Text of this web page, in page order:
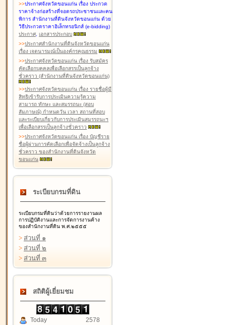
>>ประกาศจังหวัดขอนแก่น เรื่อง ประกวด
ราคาจ้างก่อสร้างที่จอดรถประชาชนและคน
พิการ สำนักงานที่ดินจังหวัดขอนแก่น ด้วย
วิธีประกวดราคาอิเล็กทรอนิกส์ (e-bidding)
ประกาศ, เอกสารประกอบ
>>ประกาศสำนักงานที่ดินจังหวัดขอนแก่น
เรื่อง เจตนารมณ์เป็นองค์กรคุณธรรม
>>ประกาศจังหวัดขอนแก่น เรื่อง รับสมัคร
คัดเลือกบุคคลเพื่อเลือกสรรเป็นลูกจ้าง
ชั่วคราว (สำนักงานที่ดินจังหวัดขอนแก่น)
>>ประกาศจังหวัดขอนแก่น เรื่อง รายชื่อผู้มี
สิทธิเข้ารับการประเมินความรู้ความ
สามารถ ทักษะ และสมรรถนะ (สอบ
สัมภาษณ์) กำหนดวัน เวลา สถานที่สอบ
และระเบียบเกี่ยวกับการประเมินสมรรถนะฯ
เพื่อเลือกสรรเป็นลูกจ้างชั่วคราว
>>ประกาศจังหวัดขอนแก่น เรื่อง บัญชีราย
ชื่อผู้ผ่านการคัดเลือกเพื่อจัดจ้างเป็นลูกจ้าง
ชั่วคราว ของสำนักงานที่ดินจังหวัด
ขอนแก่น
ระเบียบกรมที่ดิน
ระเบียบกรมที่ดินว่าด้วยการรายงานผล
การปฏิบัติงานและการจัดการงานค้าง
ของสำนักงานที่ดิน พ.ศ.๒๕๕๕
> ส่วนที่ ๑
> ส่วนที่ ๒
> ส่วนที่ ๓
สถิติผู้เยี่ยมชม
Today
2578